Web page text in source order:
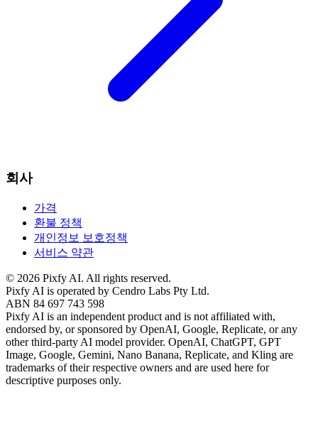
회사
가격
환불 정책
개인정보 보호정책
서비스 약관
© 2026 Pixfy AI. All rights reserved.
Pixfy AI is operated by Cendro Labs Pty Ltd.
ABN 84 697 743 598
Pixfy AI is an independent product and is not affiliated with,
endorsed by, or sponsored by OpenAI, Google, Replicate, or any
other third-party AI model provider. OpenAI, ChatGPT, GPT
Image, Google, Gemini, Nano Banana, Replicate, and Kling are
trademarks of their respective owners and are used here for
descriptive purposes only.